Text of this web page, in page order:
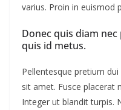
varius. Proin in euismod
Donec quis diam
quis id metus.
Pellentesque pretium
sit amet. Fusce placerat
Integer ut blandit turpis.